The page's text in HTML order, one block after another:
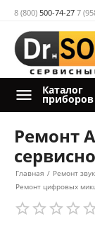
8 (800) 500-74-27 7
Каталог
приборов
Ремонт
Главная / Ремонт
Ремонт цифровых